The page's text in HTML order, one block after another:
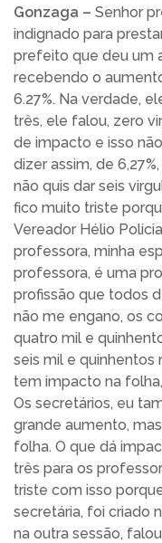
Gonzaga – Senhor
indignado para
prefeito que deu um
recebendo o
6.27%. Na verdade,
três, ele falou, zero
de impacto e isso
dizer assim, de
não quis dar seis
fico muito triste
Vereador Hélio
professora, minha
professora, é uma
profissão que todos
não me engano, os
quatro mil e
seis mil e quinhentos
tem impacto na
Os secretários, eu
grande aumento,
folha. O que dá
três para os
triste com isso
secretária, foi criado
na outra sessão,